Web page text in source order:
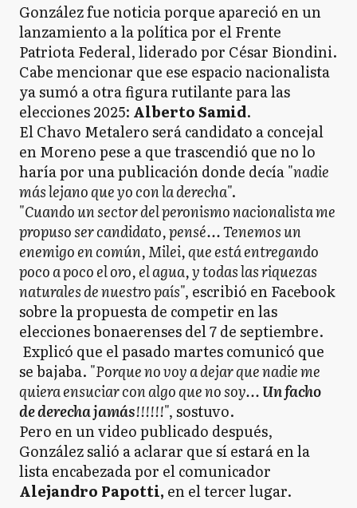
González fue noticia porque apareció en un
lanzamiento a la política por el Frente
Patriota Federal, liderado por César Biondini.
Cabe mencionar que ese espacio nacionalista
ya sumó a otra figura rutilante para las
elecciones 2025: Alberto Samid.
El Chavo Metalero será candidato a concejal
en Moreno pese a que trascendió que no lo
haría por una publicación donde decía "nadie
más lejano que yo con la derecha".
"Cuando un sector del peronismo nacionalista me
propuso ser candidato, pensé... Tenemos un
enemigo en común, Milei, que está entregando
poco a poco el oro, el agua, y todas las riquezas
naturales de nuestro país", escribió en Facebook
sobre la propuesta de competir en las
elecciones bonaerenses del 7 de septiembre.
Explicó que el pasado martes comunicó que
se bajaba. "Porque no voy a dejar que nadie me
quiera ensuciar con algo que no soy...Un facho
de derecha jamás!!!!!!", sostuvo.
Pero en un video publicado después,
González salió a aclarar que sí estará en la
lista encabezada por el comunicador
Alejandro Papotti, en el tercer lugar.